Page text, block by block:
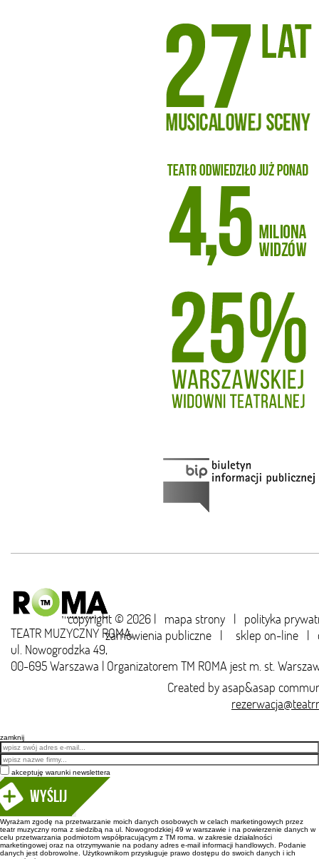
copyright © 2026 | mapa strony | polityka
zamówienia publiczne | sklep on-line |
TEATR MUZYCZNY ROMA,
ul. Nowogrodzka 49,
00-695 Warszawa | Organizatorem TM ROMA jest m. st.
Created byasap&asap
zamknij
Email
akceptuję warunki newslettera
Wyślij
Wyrażam zgodę na przetwarzanie moich danych osobowych w celach marketingowych przez
teatr muzyczny roma z siedzibą na ul. Nowogrodzkiej 49 w warszawie i na powierzenie danych w
celu przetwarzania podmiotom współpracującym z TM roma. w zakresie działalności
marketingowej oraz na otrzymywanie na podany adres e-mail informacji handlowych. Podanie
danych jest dobrowolne. Użytkownikom przysługuje prawo dostępu do swoich danych i ich